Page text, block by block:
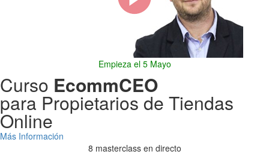
Empieza el 5 Mayo
Curso EcommCEO
para Propietarios de Tiendas
Online
Más Información
8 masterclass en directo